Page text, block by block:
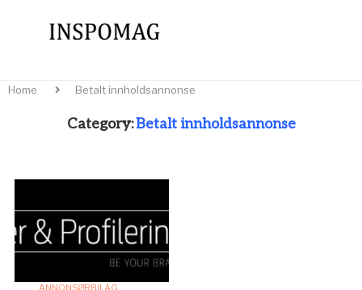
Home Betalt innholdsannonse
Category:Betalt innholdsannonse
ANNONSØRBILAG